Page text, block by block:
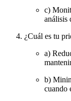
c)
análisis
¿Cuál es tu
a)
b)
cuando